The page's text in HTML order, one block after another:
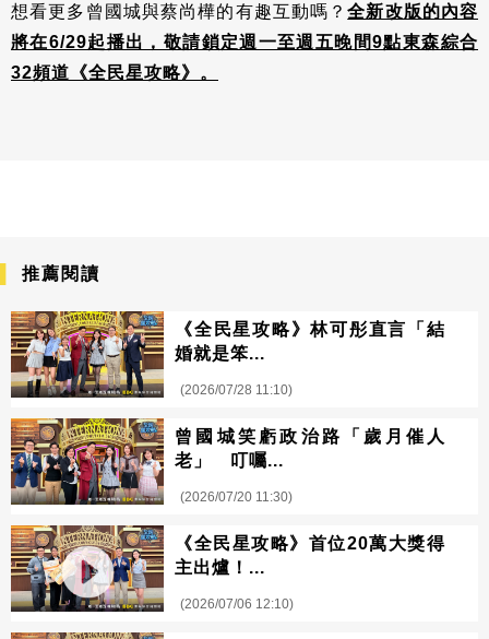
想看更多曾國城與蔡尚樺的有趣互動嗎？全新改版的內容
將在6/29起播出，敬請鎖定週一至週五晚間9點東森綜合
32頻道《全民星攻略》。
推薦閱讀
《全民星攻略》林可彤直言「結
婚就是笨...
(2026/07/28 11:10)
曾國城笑虧政治路「歲月催人
老」 叮囑...
(2026/07/20 11:30)
《全民星攻略》首位20萬大獎得
主出爐！...
(2026/07/06 12:10)